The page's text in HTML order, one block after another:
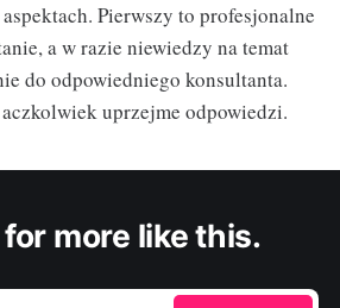
Pierwszy to profesjonalne
a w razie niewiedzy na temat
do odpowiedniego konsultanta.
uprzejme odpowiedzi.
more like this.